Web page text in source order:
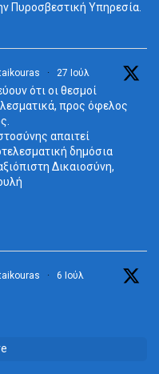
Πυροσβεστική Υπηρεσία.
· 27 Ιούλ
ότι οι θεσμοί
προς όφελος
απαιτεί
δημόσια
Δικαιοσύνη,
· 6 Ιούλ